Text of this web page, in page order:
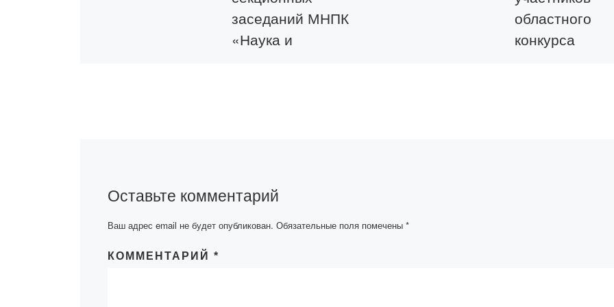
заседаний МНПК
«Наука и
ПРАВОВОЙ СИСТЕМЫ
КАЗАХСТАН:
областного
конкурса
Оставьте комментарий
Ваш адрес email не будет опубликован. Обязательные поля помечены *
КОММЕНТАРИЙ *